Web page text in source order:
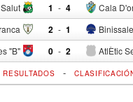
1 - Cala
4
2 - 1
"B" 0 - AtlÈtic
2
RESULTADOS -